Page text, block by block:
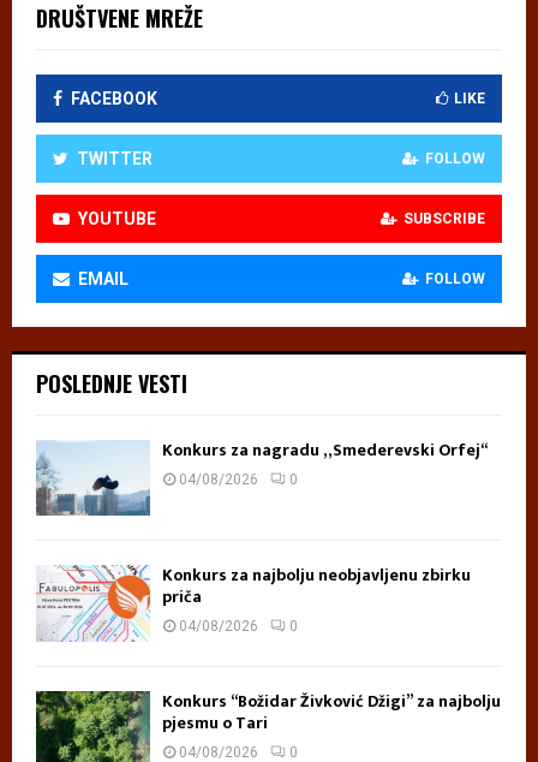
DRUŠTVENE MREŽE
FACEBOOK LIKE
TWITTER FOLLOW
YOUTUBE SUBSCRIBE
EMAIL FOLLOW
POSLEDNJE VESTI
Konkurs za nagradu „Smederevski Orfej“
04/08/2026 0
Konkurs za najbolju neobjavljenu zbirku
priča
04/08/2026 0
Konkurs “Božidar Živković Džigi” za najbolju
pjesmu o Tari
04/08/2026 0